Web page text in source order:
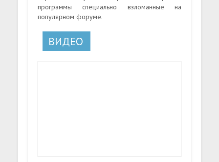
программы специально взломанные на
популярном форуме.
ВИДЕО